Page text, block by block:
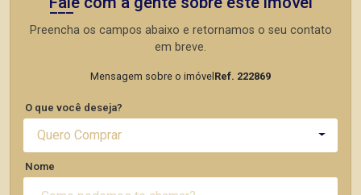
Preencha os campos abaixo e retornamos o seu contato
em breve.
Mensagem sobre o imóvelRef. 222869
O que você deseja?
Quero Comprar
Nome